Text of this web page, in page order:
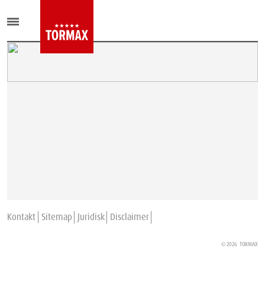
Kontakt Sitemap Juridisk Disclaimer
© 2026 TORMAX